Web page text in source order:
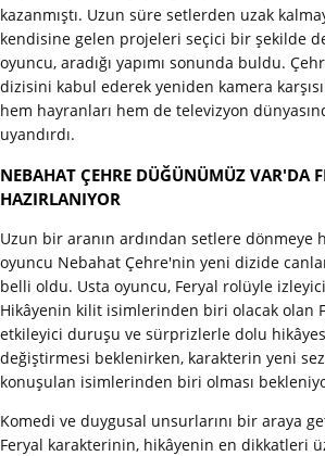
kazanmıştı. Uzun süre setlerden uzak
kendisine gelen projeleri seçici bir şekilde
oyuncu, aradığı yapımı sonunda buldu.
dizisini kabul ederek yeniden kamera
hem hayranları hem de televizyon
uyandırdı.
NEBAHAT ÇEHRE DÜĞÜNÜMÜZ VAR'DA
HAZIRLANIYOR
Uzun bir aranın ardından setlere dönmeye
oyuncu Nebahat Çehre'nin yeni dizide
belli oldu. Usta oyuncu, Feryal rolüyle izleyici
Hikâyenin kilit isimlerinden biri olacak olan
etkileyici duruşu ve sürprizlerle dolu
değiştirmesi beklenirken, karakterin yeni
konuşulan isimlerinden biri olması
Komedi ve duygusal unsurlarını bir araya
Feryal karakterinin, hikâyenin en dikkatleri